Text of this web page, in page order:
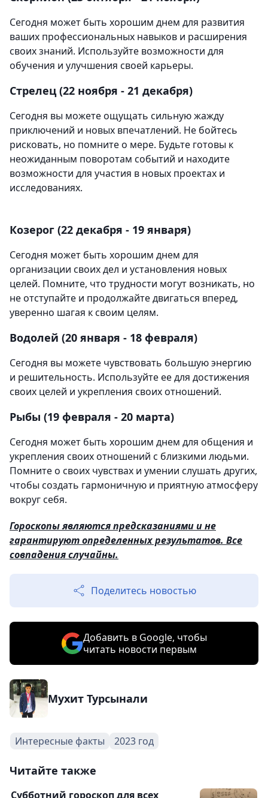
Сегодня может быть хорошим днем для развития
ваших профессиональных навыков и расширения
своих знаний. Используйте возможности для
обучения и улучшения своей карьеры.
Стрелец (22 ноября - 21 декабря)
Сегодня вы можете ощущать сильную жажду
приключений и новых впечатлений. Не бойтесь
рисковать, но помните о мере. Будьте готовы к
неожиданным поворотам событий и находите
возможности для участия в новых проектах и
исследованиях.
Козерог (22 декабря - 19 января)
Сегодня может быть хорошим днем для
организации своих дел и установления новых
целей. Помните, что трудности могут возникать, но
не отступайте и продолжайте двигаться вперед,
уверенно шагая к своим целям.
Водолей (20 января - 18 февраля)
Сегодня вы можете чувствовать большую энергию
и решительность. Используйте ее для достижения
своих целей и укрепления своих отношений.
Рыбы (19 февраля - 20 марта)
Сегодня может быть хорошим днем для общения и
укрепления своих отношений с близкими людьми.
Помните о своих чувствах и умении слушать других,
чтобы создать гармоничную и приятную атмосферу
вокруг себя.
Гороскопы являются предсказаниями и не
гарантируют определенных результатов. Все
совпадения случайны.
Поделитесь новостью
Добавить в Google, чтобы
читать новости первым
Мухит Турсынали
Интересные факты 2023 год
Читайте также
Субботний гороскоп для всех